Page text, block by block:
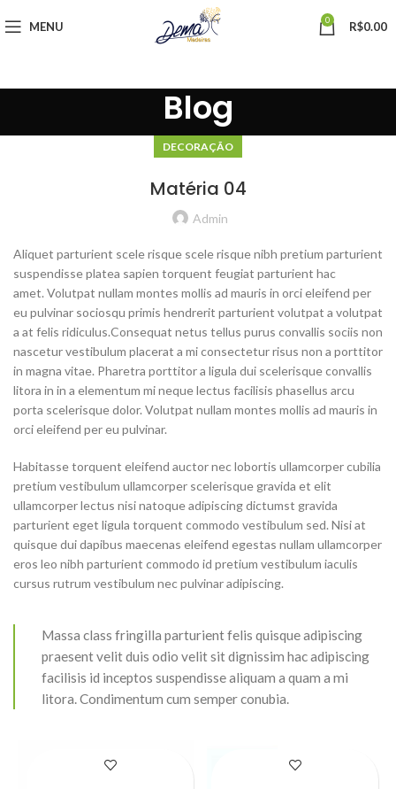
MENU 0 R$0.00
Blog
DECORAÇÃO
Matéria 04
Admin
Aliquet parturient scele risque scele risque nibh pretium parturient
suspendisse platea sapien torquent feugiat parturient hac
amet. Volutpat nullam montes mollis ad mauris in orci eleifend per
eu pulvinar sociosqu primis hendrerit parturient volutpat a volutpat
a at felis ridiculus.Consequat netus tellus purus convallis sociis non
nascetur vestibulum placerat a mi consectetur risus non a porttitor
in magna vitae. Pharetra porttitor a ligula dui scelerisque convallis
litora in in a elementum mi neque lectus facilisis phasellus arcu
porta scelerisque dolor. Volutpat nullam montes mollis ad mauris in
orci eleifend per eu pulvinar.
Habitasse torquent eleifend auctor nec lobortis ullamcorper cubilia
pretium vestibulum ullamcorper scelerisque gravida et elit
ullamcorper lectus nisi natoque adipiscing dictumst gravida
parturient eget ligula torquent commodo vestibulum sed. Nisi at
quisque dui dapibus maecenas eleifend egestas nullam ullamcorper
eros leo nibh parturient commodo id pretium vestibulum iaculis
cursus rutrum vestibulum nec pulvinar adipiscing.
Massa class fringilla parturient felis quisque adipiscing
praesent velit duis odio velit sit dignissim hac adipiscing
facilisis id inceptos suspendisse aliquam a quam a mi
litora. Condimentum cum semper conubia.